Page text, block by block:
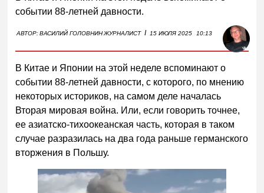
событии 88-летней давности.
АВТОР:ВАСИЛИЙ ГОЛОВНИНЖУРНАЛИСТ I 15 ИЮЛЯ 2025 10:13
В Китае и Японии на этой неделе вспоминают о
событии 88-летней давности, с которого, по мнению
некоторых историков, на самом деле началась
Вторая мировая война. Или, если говорить точнее,
ее азиатско-тихоокеанская часть, которая в таком
случае разразилась на два года раньше германского
вторжения в Польшу.